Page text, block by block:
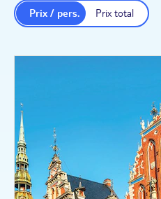
Prix total
Prix / pers.